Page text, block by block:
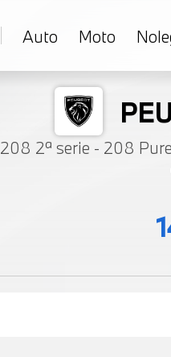
Auto Moto
208 2ª serie - 208